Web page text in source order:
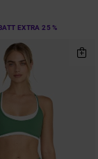
EXTRA 25 %